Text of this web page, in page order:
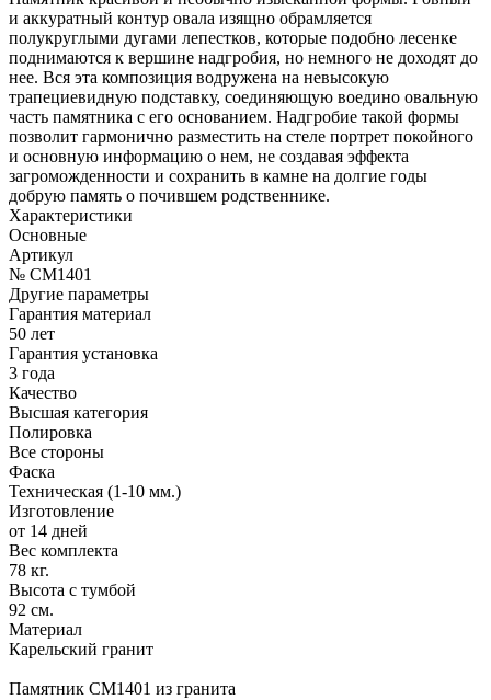
и аккуратный контур овала изящно обрамляется
полукруглыми дугами лепестков, которые подобно лесенке
поднимаются к вершине надгробия, но немного не доходят до
нее. Вся эта композиция водружена на невысокую
трапециевидную подставку, соединяющую воедино овальную
часть памятника с его основанием. Надгробие такой формы
позволит гармонично разместить на стеле портрет покойного
и основную информацию о нем, не создавая эффекта
загроможденности и сохранить в камне на долгие годы
добрую память о почившем родственнике.
Характеристики
Основные
Артикул
№ CM1401
Другие параметры
Гарантия материал
50 лет
Гарантия установка
3 года
Качество
Высшая категория
Полировка
Все стороны
Фаска
Техническая (1-10 мм.)
Изготовление
от 14 дней
Вес комплекта
78 кг.
Высота с тумбой
92 см.
Материал
Карельский гранит
Памятник CM1401 из гранита